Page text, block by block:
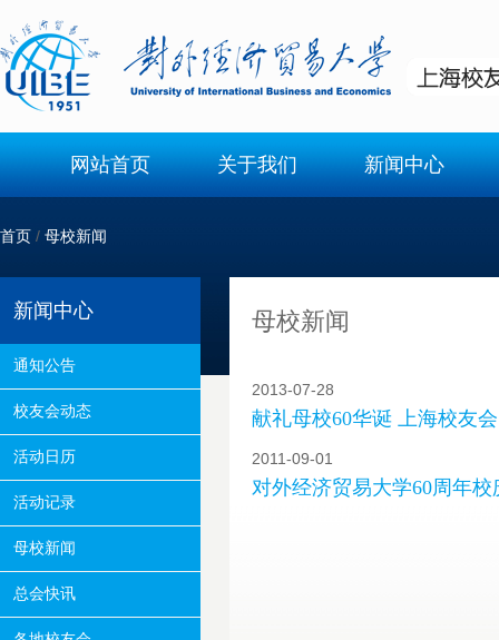
网站首页 关于我们 新闻中心
首页 / 母校新闻
新闻中心
通知公告
校友会动态
活动日历
活动记录
母校新闻
总会快讯
母校新闻
2013-07-28
献礼母校60华诞 上海校友
2011-09-01
对外经济贸易大学60周年